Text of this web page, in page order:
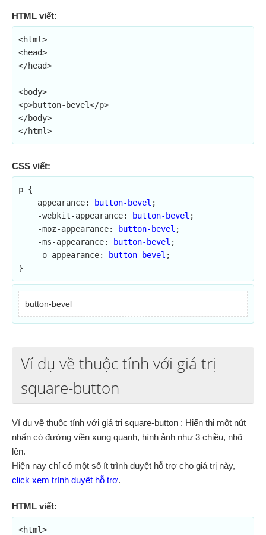
HTML viết:
<html>
<head>
</head>
<body>
<p>button-bevel</p>
</body>
</html>
CSS viết:
p {
    appearance:
button-bevel ;
    -webkit-appearance:
button-bevel ;
    -moz-appearance:
button-bevel ;
    -ms-appearance:
button-bevel ;
    -o-appearance:
button-bevel ;
}
button-bevel
Ví dụ về thuộc tính với giá trị
square-button
Ví dụ về thuộc tính với giá trị square-button : Hiển thị một nút
nhấn có đường viền xung quanh, hình ảnh như 3 chiều, nhô
lên.
Hiện nay chỉ có một số ít trình duyệt hỗ trợ cho giá trị này,
click xem trình duyệt hỗ trợ.
HTML viết:
<html>